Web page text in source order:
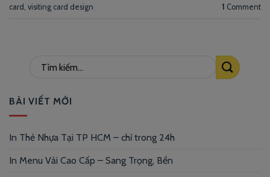
card visiting card design 1 Comment
BÀI VIẾT MỚI
In Thẻ Nhựa Tại TP HCM – chỉ trong 24h
In Menu Vải Cao Cấp – Sang Trọng, Bền